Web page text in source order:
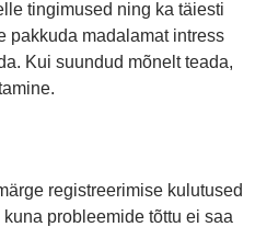
tingimused ning ka täiesti
pakkuda madalamat intress
Kui suundud mõnelt teada,
registreerimise kulutused
probleemide tõttu ei saa